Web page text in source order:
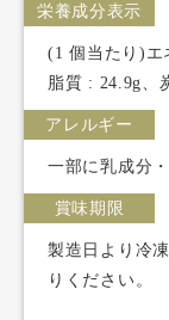
栄養成分表示
(1 個当たり)エ
脂質 : 24.9g、
アレルギー
一部に乳成分
賞味期限
製造日より冷
りください。